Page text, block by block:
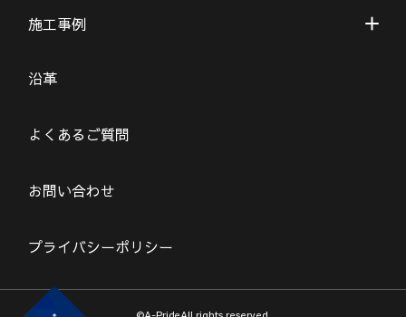
施工事例
沿革
よくあるご質問
お問い合わせ
プライバシーポリシー